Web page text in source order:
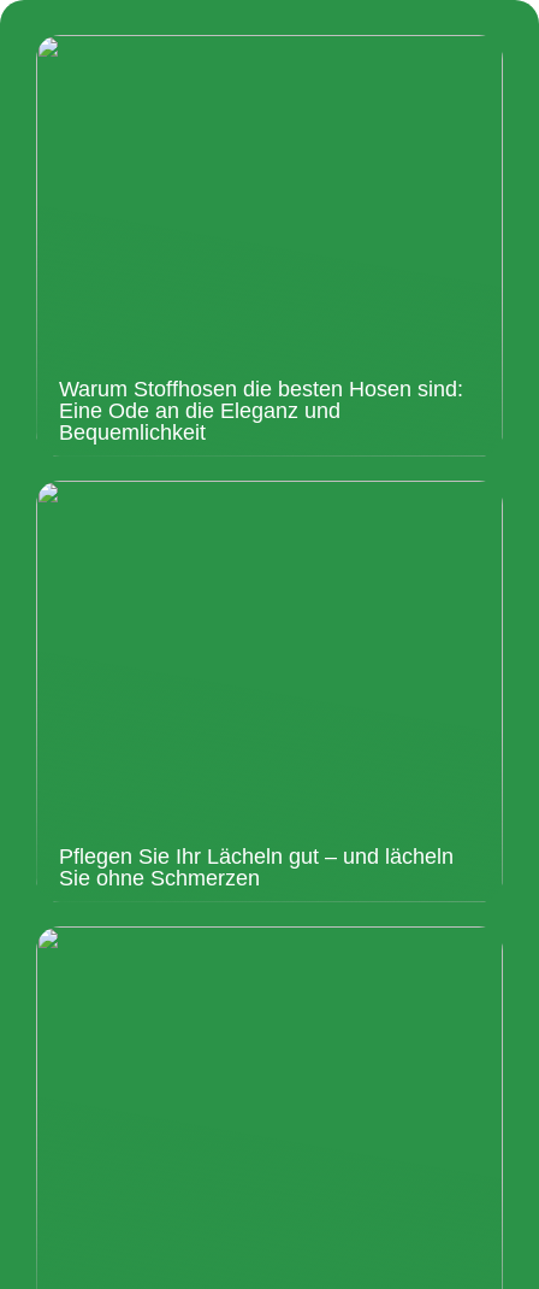
Warum Stoffhosen die besten Hosen sind:
Eine Ode an die Eleganz und
Bequemlichkeit
Pflegen Sie Ihr Lächeln gut – und lächeln
Sie ohne Schmerzen